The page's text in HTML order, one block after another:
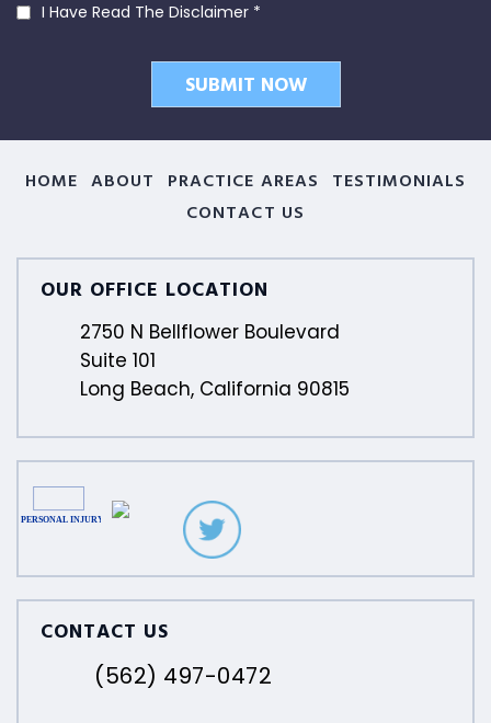
I Have Read The Disclaimer *
HOME ABOUT PRACTICE AREAS TESTIMONIALS
CONTACT US
OUR OFFICE LOCATION
2750 N Bellflower Boulevard
Suite 101
Long Beach, California 90815
CONTACT US
(562) 497-0472